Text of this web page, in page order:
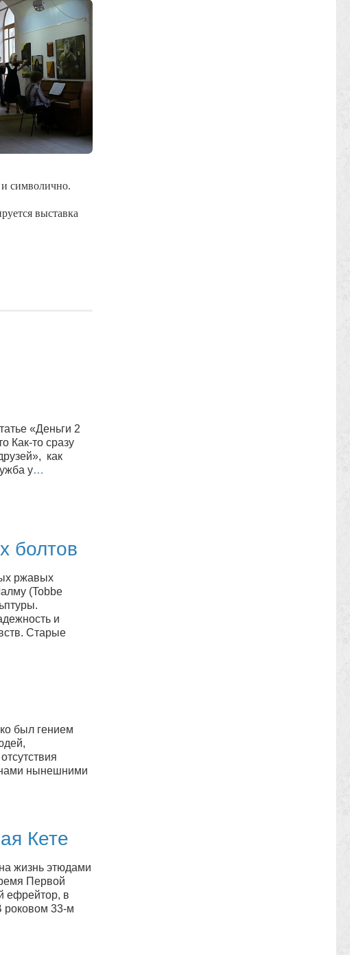
символично.
выставка
«Деньги 2
Как-то сразу
как
у…
болтов
ржавых
(Tobbe
и
Старые
был гением
нынешними
Кете
жизнь этюдами
Первой
ефрейтор, в
роковом 33-м